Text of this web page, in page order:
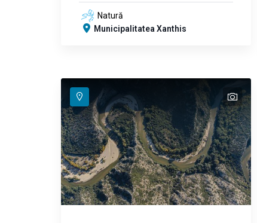
Natură
Municipalitatea Xanthis
text
text
text
text
text